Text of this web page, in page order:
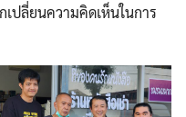
ปลี่ยนความคิดเห็นในการ